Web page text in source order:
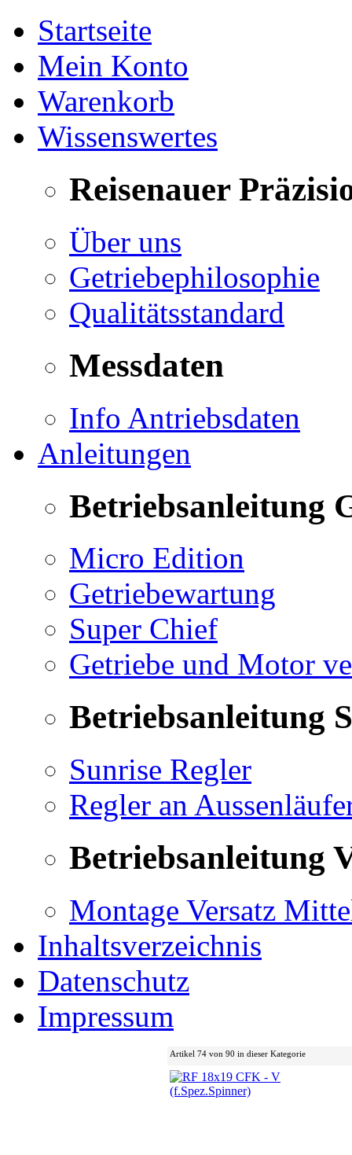
Startseite
Mein Konto
Warenkorb
Wissenswertes
Reisenauer
Über uns
Getriebephilosophie
Qualitätsstandard
Messdaten
Info Antriebsdaten
Anleitungen
Betriebsanleitung
Micro Edition
Getriebewartung
Super Chief
Getriebe und Motor
Betriebsanleitung
Sunrise Regler
Regler an
Betriebsanleitung
Montage Versatz
Inhaltsverzeichnis
Datenschutz
Impressum
Artikel 74 von 90 in dieser Kategorie